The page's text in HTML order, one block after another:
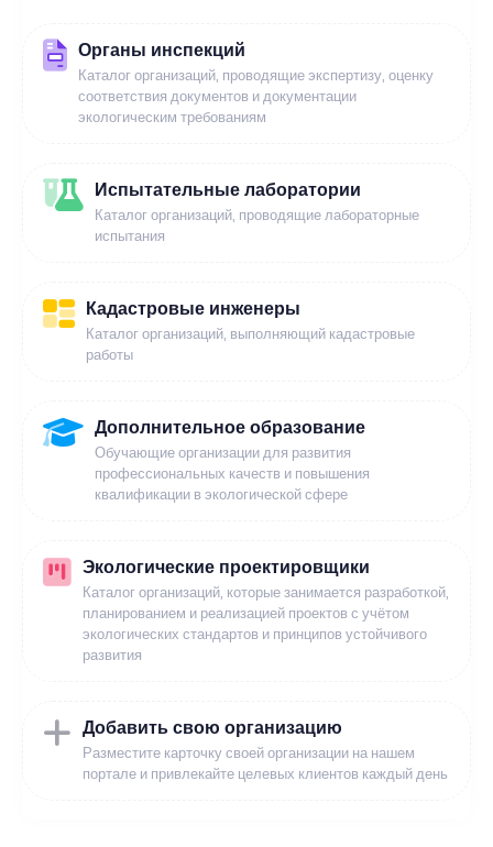
Органы инспекций
Каталог организаций, проводящие экспертизу, оценку
соответствия документов и документации
экологическим требованиям
Испытательные лаборатории
Каталог организаций, проводящие лабораторные
испытания
Кадастровые инженеры
Каталог организаций, выполняющий кадастровые
работы
Дополнительное образование
Обучающие организации для развития
профессиональных качеств и повышения
квалификации в экологической сфере
Экологические проектировщики
Каталог организаций, которые занимается разработкой,
планированием и реализацией проектов с учётом
экологических стандартов и принципов устойчивого
развития
Добавить свою организацию
Разместите карточку своей организации на нашем
портале и привлекайте целевых клиентов каждый день